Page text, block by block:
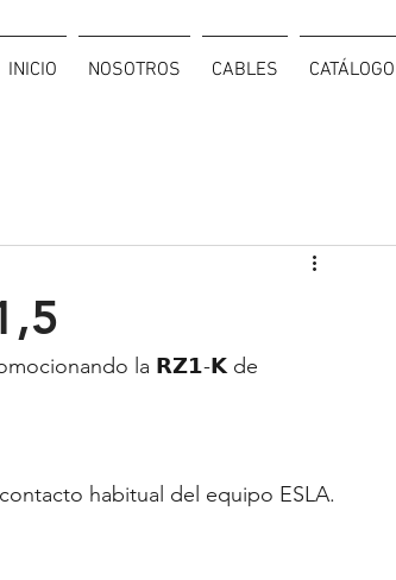
INICIO NOSOTROS CABLES CATÁLOGO
la 𝗥𝗭𝟭-𝗞 de
habitual del equipo ESLA.